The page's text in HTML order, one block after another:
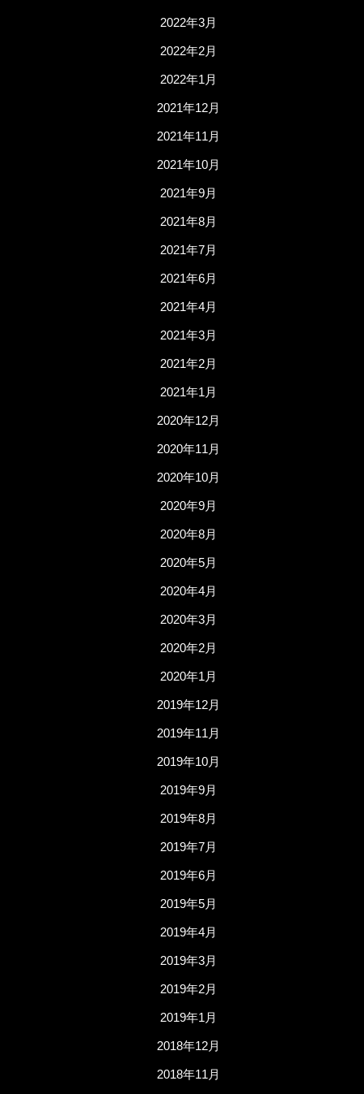
2022年3月
2022年2月
2022年1月
2021年12月
2021年11月
2021年10月
2021年9月
2021年8月
2021年7月
2021年6月
2021年4月
2021年3月
2021年2月
2021年1月
2020年12月
2020年11月
2020年10月
2020年9月
2020年8月
2020年5月
2020年4月
2020年3月
2020年2月
2020年1月
2019年12月
2019年11月
2019年10月
2019年9月
2019年8月
2019年7月
2019年6月
2019年5月
2019年4月
2019年3月
2019年2月
2019年1月
2018年12月
2018年11月